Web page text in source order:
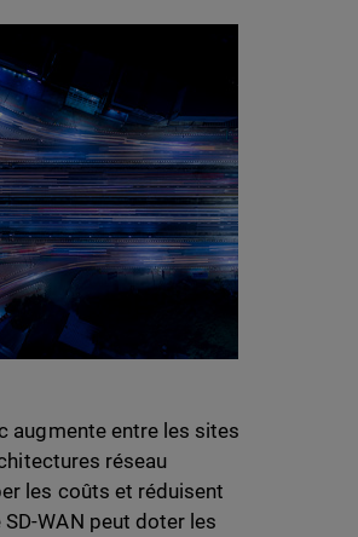
augmente entre les sites
réseau
les coûts et réduisent
WAN peut doter les